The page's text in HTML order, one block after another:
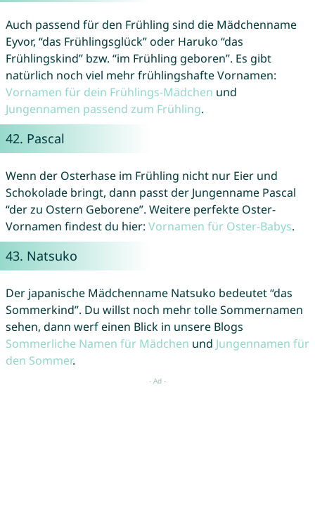
Auch passend für den Frühling sind die Mädchenname
Eyvor, “das Frühlingsglück” oder Haruko “das
Frühlingskind” bzw. “im Frühling geboren”. Es gibt
natürlich noch viel mehr frühlingshafte Vornamen:
Vornamen für dein Frühlings-Mädchen und
Jungennamen passend zum Frühling.
42. Pascal
Wenn der Osterhase im Frühling nicht nur Eier und
Schokolade bringt, dann passt der Jungenname Pascal
“der zu Ostern Geborene”. Weitere perfekte Oster-
Vornamen findest du hier: Vornamen für Oster-Babys.
43. Natsuko
Der japanische Mädchenname Natsuko bedeutet “das
Sommerkind”. Du willst noch mehr tolle Sommernamen
sehen, dann werf einen Blick in unsere Blogs
Sommerliche Namen für Mädchen und Jungennamen für
den Sommer.